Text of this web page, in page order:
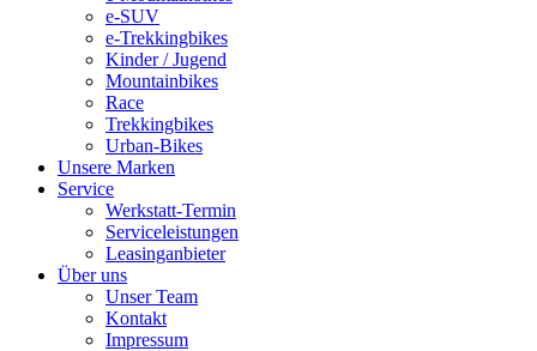
e-SUV
e-Trekkingbikes
Kinder / Jugend
Mountainbikes
Race
Trekkingbikes
Urban-Bikes
Unsere Marken
Service
Werkstatt-Termin
Serviceleistungen
Leasinganbieter
Über uns
Unser Team
Kontakt
Impressum